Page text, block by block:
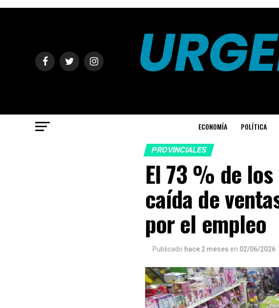
ECONOMÍA POLÍTICA
PROVINCIALES
El 73 % de
caída de
por el empleo
Publicado hace 2 meses en 02/06/2026